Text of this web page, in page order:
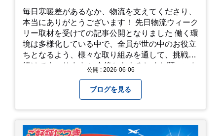
毎日寒暖差があるなか、物流を支えてくださり、
本当にありがとうございます！ 先日物流ウィーク
リー取材を受けての記事公開となりました 働く環
境は多様化している中で、全員が世の中のお役立
ちとなるよう、様々な取り組みを通して、挑戦を
続けてまいります！ 今後ともよろしくお願いいた公開 : 2026-06-06
ブログを見る